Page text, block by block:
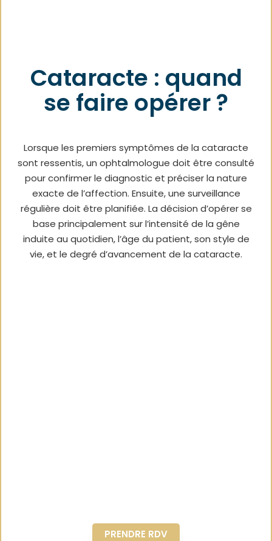
Cataracte : quand
se faire opérer ?
Lorsque les premiers symptômes de la cataracte
sont ressentis, un ophtalmologue doit être consulté
pour confirmer le diagnostic et préciser la nature
exacte de l’affection. Ensuite, une surveillance
régulière doit être planifiée. La décision d’opérer se
base principalement sur l’intensité de la gêne
induite au quotidien, l’âge du patient, son style de
vie, et le degré d’avancement de la cataracte.
PRENDRE RDV